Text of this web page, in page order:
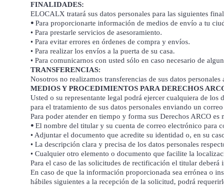
FINALIDADES:
ELOCALX tratará sus datos personales para las siguientes
• Para proporcionarte información de medios de envío a tu
• Para prestarle servicios de asesoramiento.
• Para evitar errores en órdenes de compra y envíos.
• Para realizar los envíos a la puerta de su casa.
• Para comunicarnos con usted sólo en caso necesario de
TRANSFERENCIAS:
Nosotros no realizamos transferencias de sus datos personales
MEDIOS Y PROCEDIMIENTOS PARA DERECHOS
Usted o su representante legal podrá ejercer cualquiera de
para el tratamiento de sus datos personales enviando un
Para poder atender en tiempo y forma sus Derechos ARCO
• El nombre del titular y su cuenta de correo electrónico para
• Adjuntar el documento que acredite su identidad o, en su
• La descripción clara y precisa de los datos personales
• Cualquier otro elemento o documento que facilite la
Para el caso de las solicitudes de rectificación el titular
En caso de que la información proporcionada sea errónea o
hábiles siguientes a la recepción de la solicitud, podrá